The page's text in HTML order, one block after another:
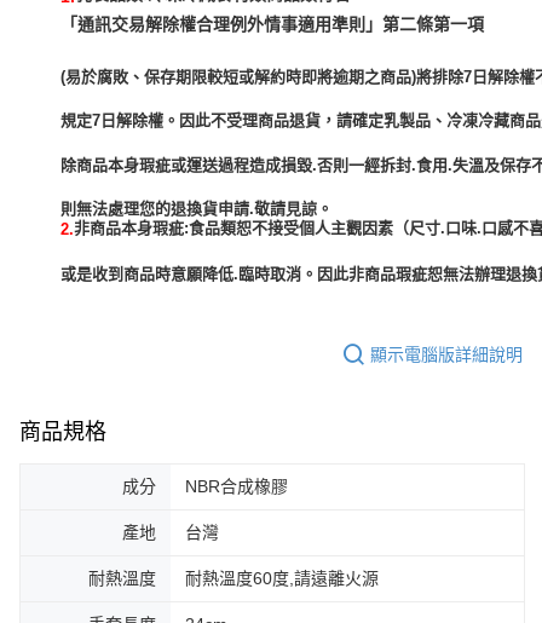
「通訊交易解除權合理例外情事適用準則」第二條第一項
(易於腐敗、保存期限較短或解約時即將逾期之商品)將排除7日解除權
規定7日解除權。因此不受理商品退貨，請確定乳製品、冷凍冷藏商
除商品本身瑕疵或運送過程造成損毀.否則一經拆封.食用.失溫及保存
2.非商品本身瑕疵:食品類恕不接受個人主觀因素（尺寸.口味.口感不
或是收到商品時意願降低.臨時取消。因此非商品瑕疵恕無法辦理退
顯示電腦版詳細說明
商品規格
成分 NBR合成橡膠
產地 台灣
耐熱溫度 耐熱溫度60度,請遠離火源